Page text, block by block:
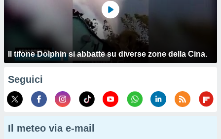
Il tifone Dolphin si abbatte su diverse zone della Cina.
Seguici
Il meteo via e-mail